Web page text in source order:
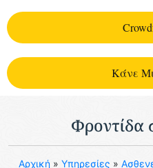
Kάνε
Φροντίδα
Aρχική » Υπηρεσίες »